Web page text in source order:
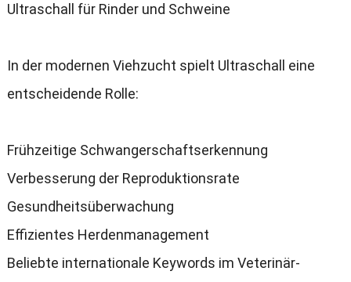
Ultraschall für Rinder und Schweine
In der modernen Viehzucht spielt Ultraschall eine
entscheidende Rolle:
Frühzeitige Schwangerschaftserkennung
Verbesserung der Reproduktionsrate
Gesundheitsüberwachung
Effizientes Herdenmanagement
Beliebte internationale Keywords im Veterinär-